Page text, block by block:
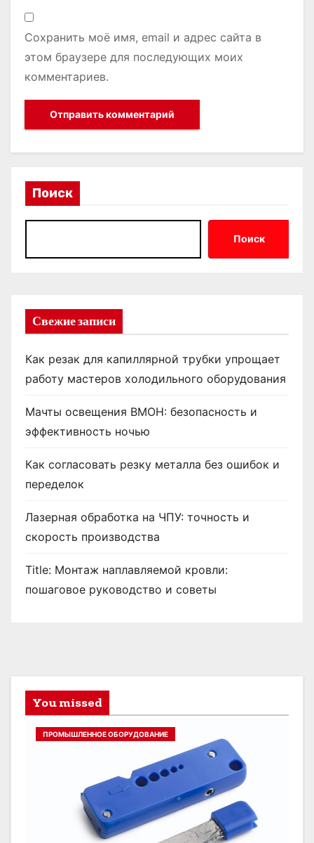
Сохранить моё имя, email и адрес сайта в
этом браузере для последующих моих
комментариев.
Поиск
Поиск
Свежие записи
Как резак для капиллярной трубки упрощает
работу мастеров холодильного оборудования
Мачты освещения ВМОН: безопасность и
эффективность ночью
Как согласовать резку металла без ошибок и
переделок
Лазерная обработка на ЧПУ: точность и
скорость производства
Title: Монтаж наплавляемой кровли:
пошаговое руководство и советы
You missed
ПРОМЫШЛЕННОЕ ОБОРУДОВАНИЕ